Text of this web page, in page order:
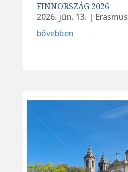
FINNORSZÁG 2026
2026. jún. 13. | Erasmus
bővebben